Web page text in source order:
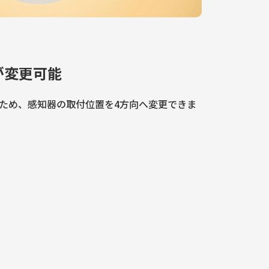
更可能
め、感知器の取付位置を4方向へ変更できま